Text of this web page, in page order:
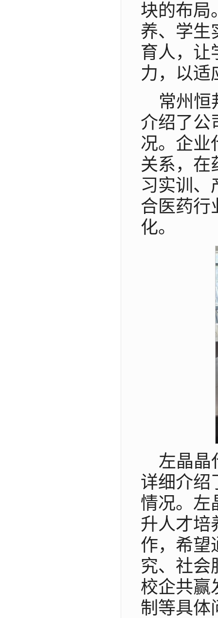
块的布局
养、学生
育人，让
力，以适
常州恒
介绍了公
况。企业
关系，在
习实训、
合医药行
化。
左晶晶
详细介绍
情况。左
升人才培
作，希望
究、社会
校企共赢
制等具体